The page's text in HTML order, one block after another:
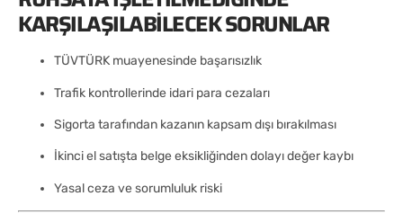
KARŞILAŞILABILECEK SORUNLAR
TÜVTÜRK muayenesinde başarısızlık
Trafik kontrollerinde idari para cezaları
Sigorta tarafından kazanın kapsam dışı bırakılması
İkinci el satışta belge eksikliğinden dolayı değer kaybı
Yasal ceza ve sorumluluk riski